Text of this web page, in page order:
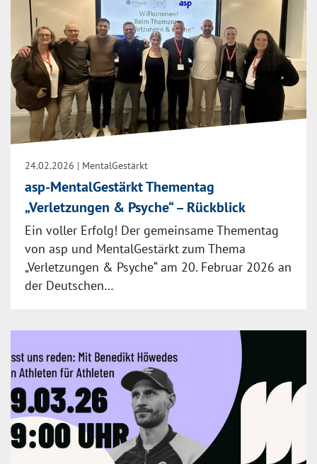
24.02.2026 | MentalGestärkt
asp-MentalGestärkt Thementag
„Verletzungen & Psyche“ – Rückblick
Ein voller Erfolg! Der gemeinsame Thementag
von asp und MentalGestärkt zum Thema
„Verletzungen & Psyche“ am 20. Februar 2026 an
der Deutschen…